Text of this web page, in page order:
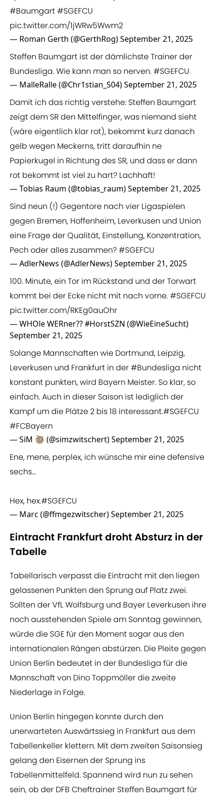
#Baumgart#SGEFCU
pic.twitter.com/1jWRw5Wwm2
— Roman Gerth (@GerthRog)September 21, 2025
Steffen Baumgart ist der dämlichste Trainer der
Bundesliga. Wie kann man so nerven.#SGEFCU
— MalleRalle (@Chr1stian_S04)September 21, 2025
Damit ich das richtig verstehe: Steffen Baumgart
zeigt dem SR den Mittelfinger, was niemand sieht
(wäre eigentlich klar rot), bekommt kurz danach
gelb wegen Meckerns, tritt daraufhin ne
Papierkugel in Richtung des SR, und dass er dann
rot bekommt ist viel zu hart? Lachhaft!
— Tobias Raum (@tobias_raum)September 21, 2025
Sind neun (!) Gegentore nach vier Ligaspielen
gegen Bremen, Hoffenheim, Leverkusen und Union
eine Frage der Qualität, Einstellung, Konzentration,
Pech oder alles zusammen?#SGEFCU
— AdlerNews (@AdlerNews)September 21, 2025
100. Minute, ein Tor im Rückstand und der Torwart
kommt bei der Ecke nicht mit nach vorne.#SGEFCU
pic.twitter.com/RKEg0auOhr
— WHOle WERner?? #HorstSZN (@WieEineSucht)
September 21, 2025
Solange Mannschaften wie Dortmund, Leipzig,
Leverkusen und Frankfurt in der#Bundesliga nicht
konstant punkten, wird Bayern Meister. So klar, so
einfach. Auch in dieser Saison ist lediglich der
Kampf um die Plätze 2 bis 18 interessant.#SGEFCU
#FCBayern
— SiM 🦥 (@simzwitschert)September 21, 2025
Ene, mene, perplex, ich wünsche mir eine defensive
sechs…
Hex, hex.#SGEFCU
— Marc (@ffmgezwitscher)September 21, 2025
Eintracht Frankfurt droht Absturz in der
Tabelle
Tabellarisch verpasst die Eintracht mit den liegen
gelassenen Punkten den Sprung auf Platz zwei.
Sollten der VfL Wolfsburg und Bayer Leverkusen ihre
noch ausstehenden Spiele am Sonntag gewinnen,
würde die SGE für den Moment sogar aus den
internationalen Rängen abstürzen. Die Pleite gegen
Union Berlin bedeutet in der Bundesliga für die
Mannschaft von Dino Toppmöller die zweite
Niederlage in Folge.
Union Berlin hingegen konnte durch den
unerwarteten Auswärtssieg in Frankfurt aus dem
Tabellenkeller klettern. Mit dem zweiten Saisonsieg
gelang den Eisernen der Sprung ins
Tabellenmittelfeld. Spannend wird nun zu sehen
sein, ob der DFB Cheftrainer Steffen Baumgart für